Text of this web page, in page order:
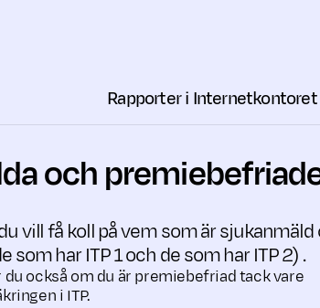
Rapporter i Internetkontoret
och
vill få koll på vem som är
som har ITP 1 och de som har ITP 2) .
också om du är premiebefriad tack vare
i ITP.